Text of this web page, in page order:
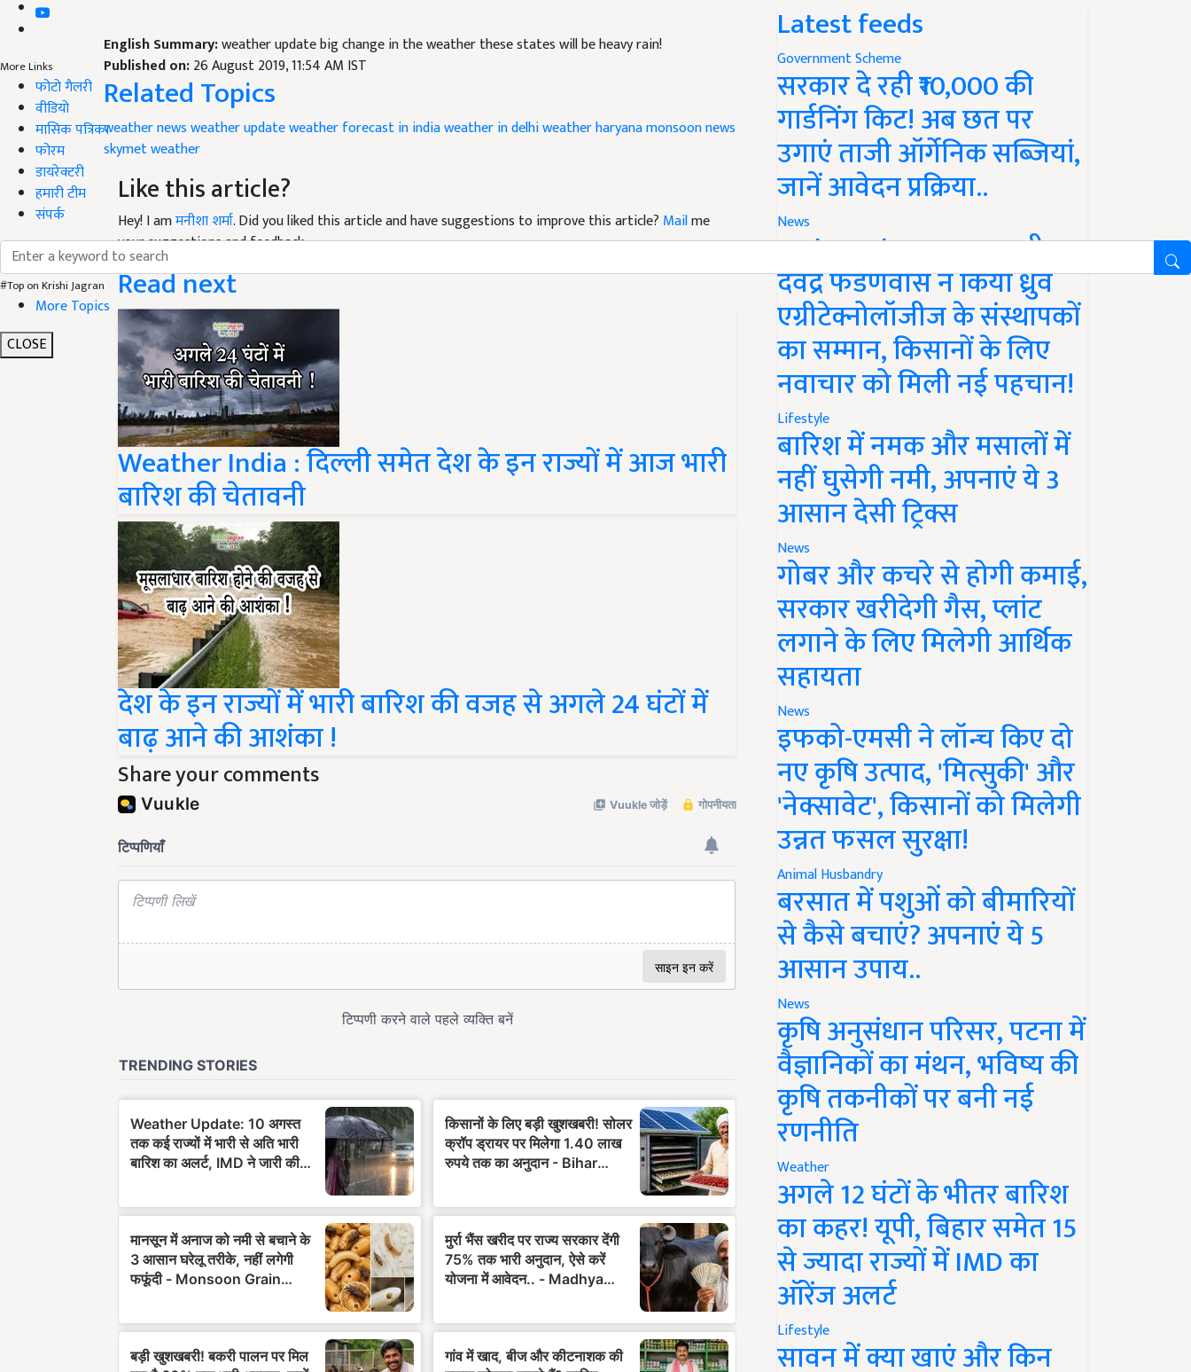
More Links
फोटो गैलरी
वीडियो
मासिक पत्रिका
फोरम
डायरेक्टरी
हमारी टीम
संपर्क
#Top on Krishi Jagran
More Topics
CLOSE
English Summary:weather update big change in the weather these states will be heavy rain!
Published on:26 August 2019, 11:54 AM IST
Related Topics
weather newsweather updateweather forecast in indiaweather in delhiweather haryanamonsoon news
skymet weather
Like this article?
Hey! I amमनीशा शर्मा. Did you liked this article and have suggestions to improve this article? Mailme
your suggestions and feedback.
Read next
Weather India : दिल्ली समेत देश के इन राज्यों में आज भारी
बारिश की चेतावनी
देश के इन राज्यों में भारी बारिश की वजह से अगले 24 घंटों में
बाढ़ आने की आशंका !
Share your comments
Latest feeds
Government Scheme
सरकार दे रही ₹10,000 की
गार्डनिंग किट! अब छत पर
उगाएं ताजी ऑर्गेनिक सब्जियां,
जानें आवेदन प्रक्रिया..
News
Maharashtra News: सीएम
देवेंद्र फडणवीस ने किया ध्रुव
एग्रीटेक्नोलॉजीज के संस्थापकों
का सम्मान, किसानों के लिए
नवाचार को मिली नई पहचान!
Lifestyle
बारिश में नमक और मसालों में
नहीं घुसेगी नमी, अपनाएं ये 3
आसान देसी ट्रिक्स
News
गोबर और कचरे से होगी कमाई,
सरकार खरीदेगी गैस, प्लांट
लगाने के लिए मिलेगी आर्थिक
सहायता
News
इफको-एमसी ने लॉन्च किए दो
नए कृषि उत्पाद, 'मित्सुकी' और
'नेक्सावेट', किसानों को मिलेगी
उन्नत फसल सुरक्षा!
Animal Husbandry
बरसात में पशुओं को बीमारियों
से कैसे बचाएं? अपनाएं ये 5
आसान उपाय..
News
कृषि अनुसंधान परिसर, पटना में
वैज्ञानिकों का मंथन, भविष्य की
कृषि तकनीकों पर बनी नई
रणनीति
Weather
अगले 12 घंटों के भीतर बारिश
का कहर! यूपी, बिहार समेत 15
से ज्यादा राज्यों में IMD का
ऑरेंज अलर्ट
Lifestyle
सावन में क्या खाएं और किन